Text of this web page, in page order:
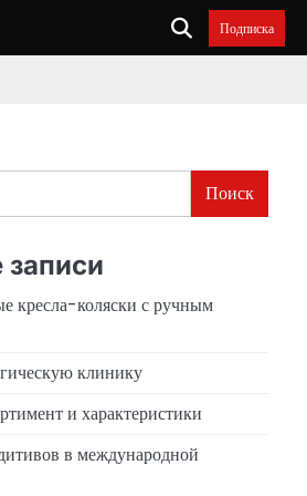
Подписка
Поиск
кресла-коляски с ручным
клинику
и характеристики
в международной